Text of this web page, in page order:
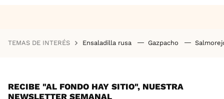
TEMAS DE INTERÉS Ensaladilla rusa Gazpacho
RECIBE "AL FONDO HAY SITIO", NUESTRA
NEWSLETTER SEMANAL